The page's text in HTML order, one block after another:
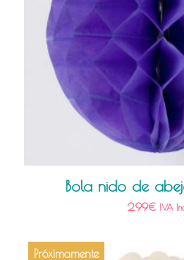
Bola nido de
2,99€ IVA
Próximamente